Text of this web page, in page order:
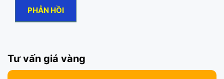
Tư vấn giá vàng